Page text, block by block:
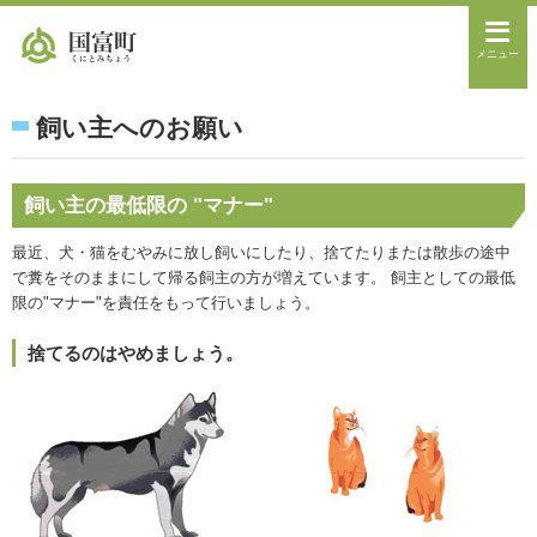
メニュー
飼い主へのお願い
飼い主の最低限の "マナー"
最近、犬・猫をむやみに放し飼いにしたり、捨てたりまたは散歩の途中
で糞をそのままにして帰る飼主の方が増えています。 飼主としての最低
限の"マナー"を責任をもって行いましょう。
捨てるのはやめましょう。